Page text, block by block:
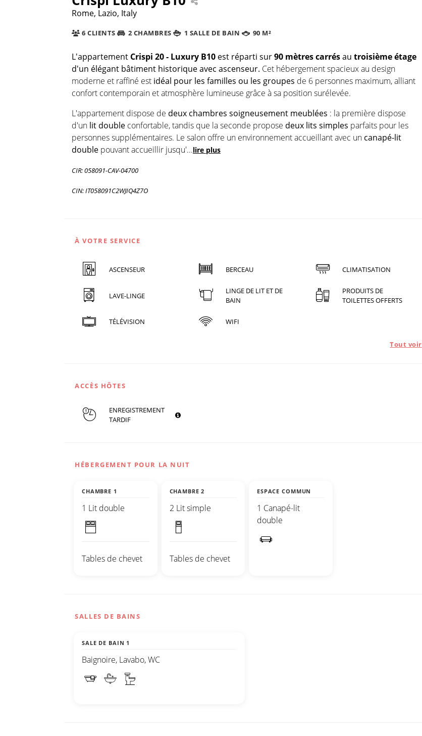
Rome, Lazio, Italy
6 CLIENTS 2 CHAMBRES 1 SALLE DE BAIN 90 M²
L'appartement Crispi 20 - Luxury B10 est réparti sur90 mètres carrésau troisième étage
d'un élégant bâtiment historique avec ascenseur. Cet hébergement spacieux au design
moderne et raffiné est idéal pour les familles ou les groupes de 6 personnes maximum, alliant
confort contemporain et atmosphère lumineuse grâce à sa position surélevée.
L'appartement dispose de deux chambres soigneusement meublées : la première dispose
d'un lit double confortable, tandis que la seconde propose deux lits simples parfaits pour les
personnes supplémentaires. Le salon offre un environnement accueillant avec un canapé-lit
double pouvant accueillir jusqu'...lire plus
CIR: 058091-CAV-04700
CIN: IT058091C2WJIQ4Z7O
À VOTRE SERVICE
ASCENSEUR BERCEAU CLIMATISATION
LAVE-LINGE
LINGE DE LIT ET DE
BAIN
PRODUITS DE
TOILETTES OFFERTS
TÉLÉVISION WIFI
Tout voir
ACCÈS HÔTES
ENREGISTREMENT
TARDIF
HÉBERGEMENT POUR LA NUIT
CHAMBRE 1
1 Lit double
Tables de chevet
CHAMBRE 2
2 Lit simple
Tables de chevet
ESPACE COMMUN
1 Canapé-lit
double
SALLES DE BAINS
SALE DE BAIN 1
Baignoire, Lavabo, WC